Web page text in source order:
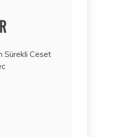
Sürekli Ceset